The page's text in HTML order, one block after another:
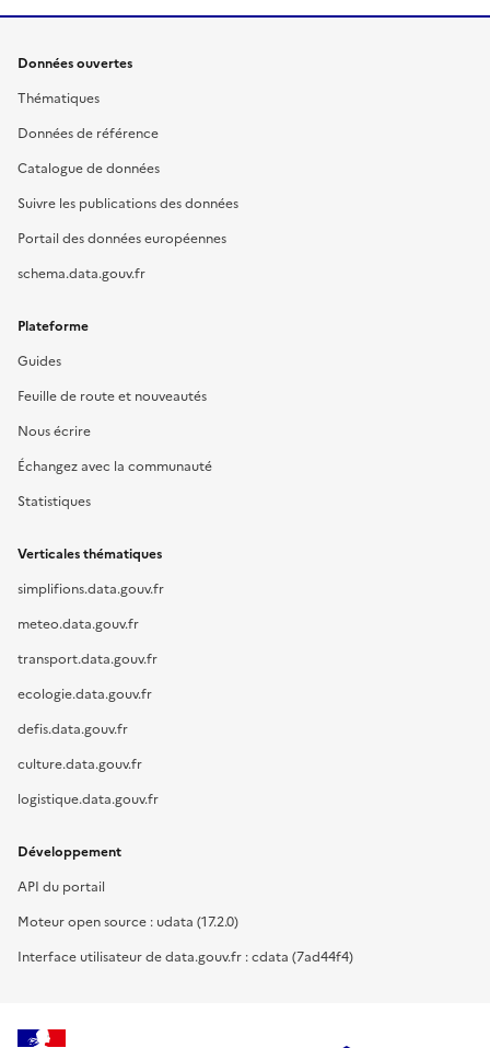
Données ouvertes
Thématiques
Données de référence
Catalogue de données
Suivre les publications des données
Portail des données européennes
schema.data.gouv.fr
Plateforme
Guides
Feuille de route et nouveautés
Nous écrire
Échangez avec la communauté
Statistiques
Verticales thématiques
simplifions.data.gouv.fr
meteo.data.gouv.fr
transport.data.gouv.fr
ecologie.data.gouv.fr
defis.data.gouv.fr
culture.data.gouv.fr
logistique.data.gouv.fr
Développement
API du portail
Moteur open source : udata (17.2.0)
Interface utilisateur de data.gouv.fr : cdata (7ad44f4)